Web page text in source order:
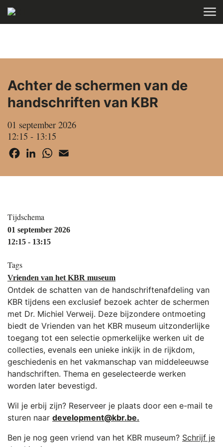
Skip to main content
Achter de schermen van de
handschriften van KBR
01 september 2026
12:15 - 13:15
Tijdschema
01 september 2026
12:15 - 13:15
Tags
Vrienden van het KBR museum
Ontdek de schatten van de handschriftenafdeling van
KBR tijdens een exclusief bezoek achter de schermen
met Dr. Michiel Verweij. Deze bijzondere ontmoeting
biedt de Vrienden van het KBR museum uitzonderlijke
toegang tot een selectie opmerkelijke werken uit de
collecties, evenals een unieke inkijk in de rijkdom,
geschiedenis en het vakmanschap van middeleeuwse
handschriften. Thema en geselecteerde werken
worden later bevestigd.
Wil je erbij zijn? Reserveer je plaats door een e-mail te
sturen naar development@kbr.be.
Ben je nog geen vriend van het KBR museum? Schrijf je